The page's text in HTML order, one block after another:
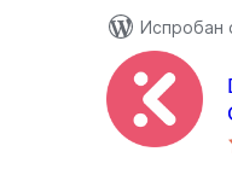
Испробан